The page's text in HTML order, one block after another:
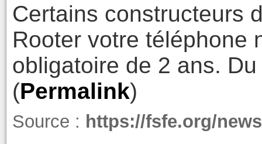
Certains constructeurs
Rooter votre téléphone
obligatoire de 2 ans.
(Permalink)
Source : https://fsfe.org/